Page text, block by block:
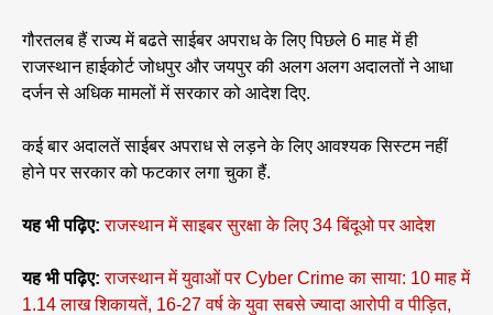
गौरतलब हैं ​राज्य में बढते साईबर अपराध के लिए पिछले 6 माह में ही
राजस्थान हाईकोर्ट जोधपुर और जयपुर की अलग अलग अदालतों ने आधा
दर्जन से अधिक मामलों में सरकार को आदेश दिए.
कई बार अदालतें साईबर अपराध से लड़ने के लिए आवश्यक सिस्टम नहीं
होने पर सरकार को फटकार लगा चुका हैं.
यह भी पढ़िए: राजस्थान में साइबर सुरक्षा के लिए 34 बिंदूओ पर आदेश
यह भी पढ़िए: राजस्थान में युवाओं पर Cyber Crime का साया: 10 माह में
1.14 लाख शिकायतें, 16-27 वर्ष के युवा सबसे ज्यादा आरोपी व पीड़ित,